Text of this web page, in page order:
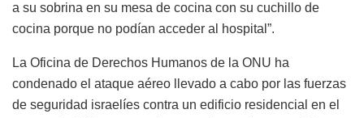
a su sobrina en su mesa de cocina con su cuchillo de
cocina porque no podían acceder al hospital”.
La Oficina de Derechos Humanos de la ONU ha
condenado el ataque aéreo llevado a cabo por las fuerzas
de seguridad israelíes contra un edificio residencial en el